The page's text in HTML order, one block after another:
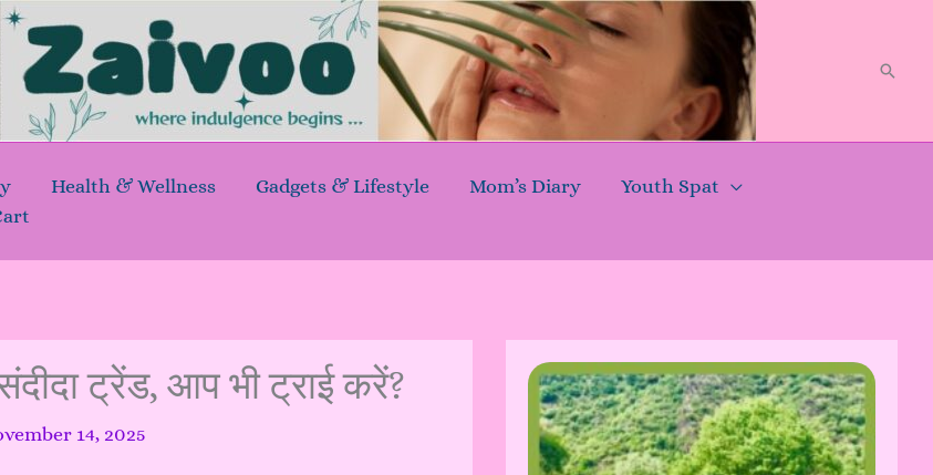
Health & Wellness Gadgets & Lifestyle Mom’s Diary
Youth Spat
ट्रेंड, आप भी ट्राई करें?
14, 2025